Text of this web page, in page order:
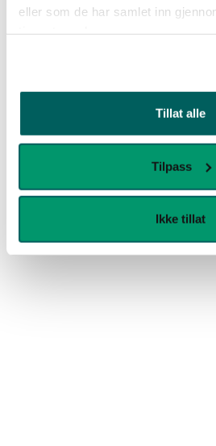
eller som de har samlet inn
Tillat alle
Tilpass
Ikke tillat